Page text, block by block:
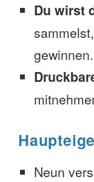
Du wirst
gewinnen.
Neun